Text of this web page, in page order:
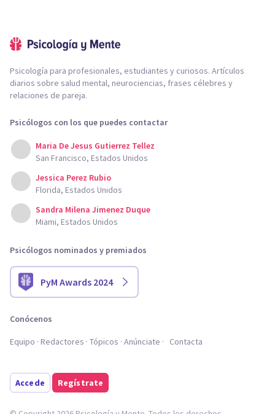
Psicología para profesionales, estudiantes y curiosos. Artículos
diarios sobre salud mental, neurociencias, frases célebres y
relaciones de pareja.
Psicólogos con los que puedes contactar
Maria De Jesus Gutierrez Tellez
San Francisco, Estados Unidos
Jessica Perez Rubio
Florida, Estados Unidos
Sandra Milena Jimenez Duque
Miami, Estados Unidos
Psicólogos nominados y premiados
PyM Awards 2024
Conócenos
Equipo Redactores Tópicos Anúnciate Contacta
Accede Regístrate